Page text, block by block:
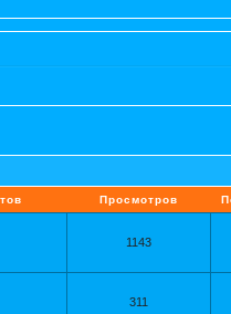
Просмотров
1143
311